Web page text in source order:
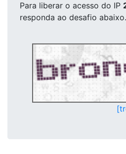
Para liberar o acesso do IP
responda ao desafio abaixo.